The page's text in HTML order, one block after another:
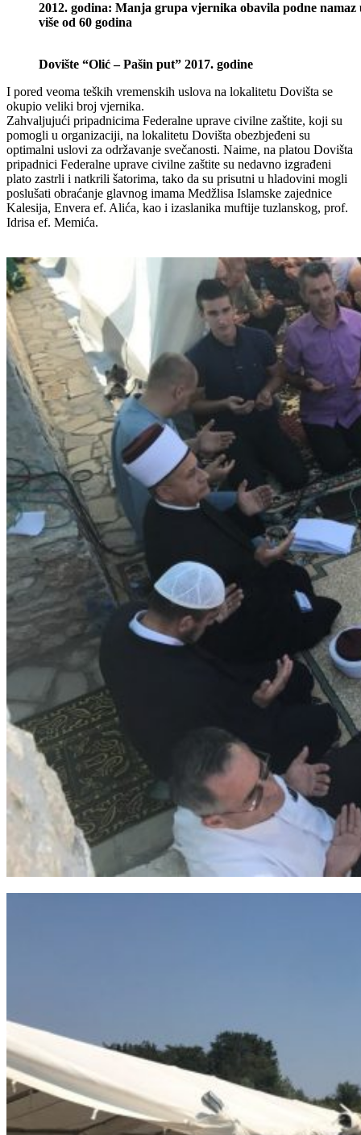
2012. godina: Manja grupa vjernika obavila podne
više od 60 godina
Dovište “Olić – Pašin put” 2017. godine
I pored veoma teških vremenskih uslova na lokalitetu Dovišta se
okupio veliki broj vjernika.
Zahvaljujući pripadnicima Federalne uprave civilne zaštite, koji su
pomogli u organizaciji, na lokalitetu Dovišta obezbjeđeni su
optimalni uslovi za održavanje svečanosti. Naime, na platou Dovišta
pripadnici Federalne uprave civilne zaštite su nedavno izgrađeni
plato zastrli i natkrili šatorima, tako da su prisutni u hladovini mogli
poslušati obraćanje glavnog imama Medžlisa Islamske zajednice
Kalesija, Envera ef. Alića, kao i izaslanika muftije tuzlanskog, prof.
Idrisa ef. Memića.